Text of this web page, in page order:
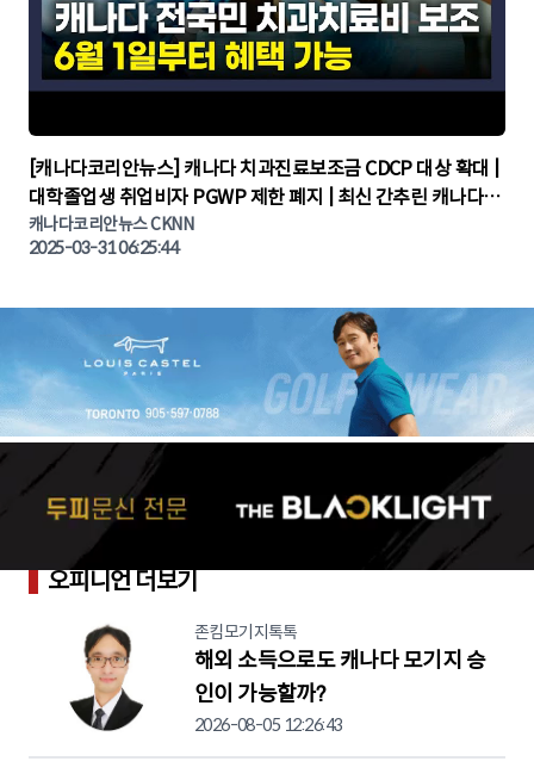
▶
[캐나다코리안뉴스] 캐나다 치과진료보조금 CDCP 대상 확대 |
대학졸업생 취업비자 PGWP 제한 폐지 | 최신 간추린 캐나다뉴
스 | CKNNEWS | 캐나다뉴스 | 토론토뉴스
캐나다코리안뉴스 CKNN
2025-03-31 06:25:44
오피니언 더보기
존킴모기지톡톡
해외 소득으로도 캐나다 모기지 승
인이 가능할까?
2026-08-05 12:26:43